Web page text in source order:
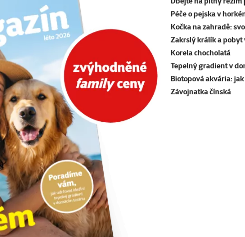
Péče o pejska v
Kočka na zahradě:
Zakrslý králík a pobyt
Korela chocholatá
Tepelný gradient v
Biotopová akvária:
Závojnatka čínská